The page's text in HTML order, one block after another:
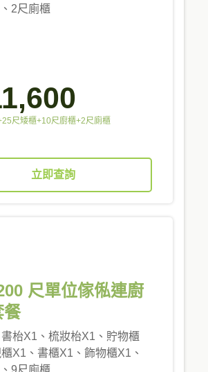
2尺廁櫃
尺矮櫃+10尺廚櫃+2尺廁櫃
立即查詢
尺單位傢俬連廚
餐
枱X1、梳妝枱X1、貯物櫃
X1、書櫃X1、飾物櫃X1、
9尺廁櫃